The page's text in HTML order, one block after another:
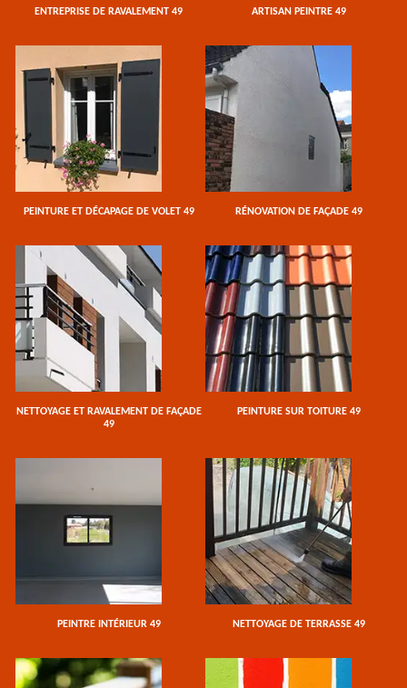
ENTREPRISE DE RAVALEMENT 49 ARTISAN PEINTRE 49
PEINTURE ET DÉCAPAGE DE VOLET 49 RÉNOVATION DE FAÇADE 49
NETTOYAGE ET RAVALEMENT DE FAÇADE
49
PEINTURE SUR TOITURE 49
PEINTRE INTÉRIEUR 49 NETTOYAGE DE TERRASSE 49